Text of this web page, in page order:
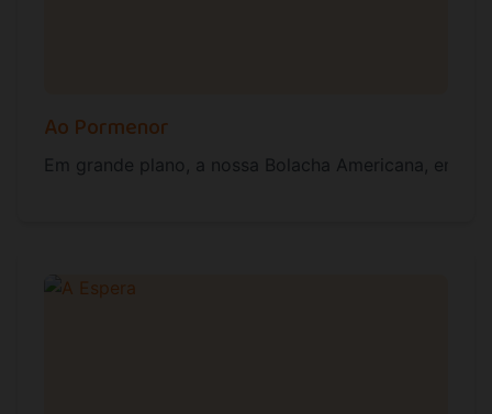
Ao Pormenor
Em grande plano, a nossa Bolacha Americana, em